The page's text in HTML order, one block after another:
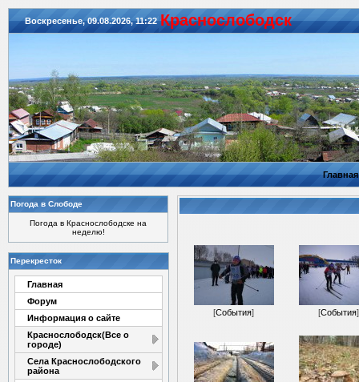
Воскресенье, 09.08.2026, 11:22 Красноcлободск
Главная
Погода в Слободе
Погода в Краснослободске на
неделю!
Перекресток
Главная
Форум
Информация о сайте
Краснослободск(Все о
городе)
Села Краснослободского
района
[События] [События]